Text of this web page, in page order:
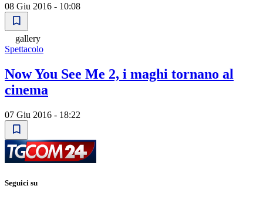
08 Giu 2016 - 10:08
gallery
Spettacolo
Now You See Me 2, i maghi tornano al
cinema
07 Giu 2016 - 18:22
Seguici su